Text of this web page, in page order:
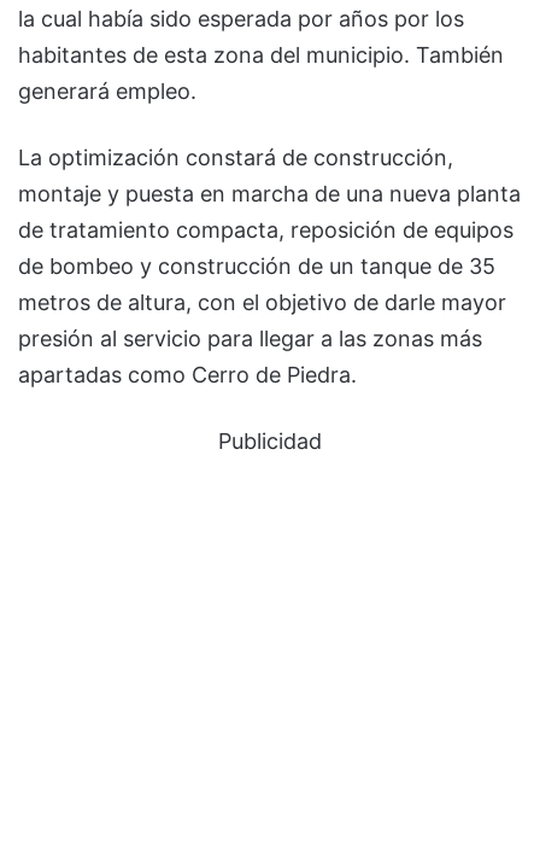
la cual había sido esperada por años por los
habitantes de esta zona del municipio. También
generará empleo.
La optimización constará de construcción,
montaje y puesta en marcha de una nueva planta
de tratamiento compacta, reposición de equipos
de bombeo y construcción de un tanque de 35
metros de altura, con el objetivo de darle mayor
presión al servicio para llegar a las zonas más
apartadas como Cerro de Piedra.
Publicidad